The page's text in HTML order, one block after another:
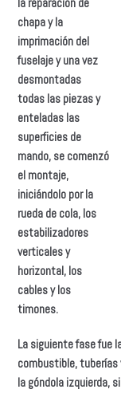
la reparación de
chapa y la
imprimación del
fuselaje y una vez
desmontadas
todas las piezas y
enteladas las
superficies de
mando, se comenzó
el montaje,
iniciándolo por la
rueda de cola, los
estabilizadores
verticales y
horizontal, los
cables y los
timones.
La siguiente fase fue
combustible, tuberías
la góndola izquierda,